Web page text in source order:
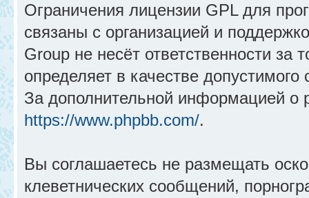
Ограничения лицензии GPL для
связаны с организацией и
Group не несёт ответственности
определяет в качестве
За дополнительной информацией о
https://www.phpbb.com/.
Вы соглашаетесь не размещать
клеветнических сообщений,